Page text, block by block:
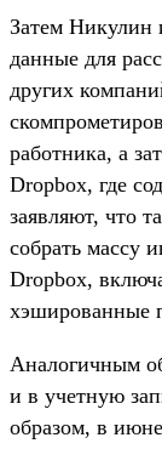
Затем Никулин
данные для
других
работника, а
Dropbox, где
заявляют, что
собрать массу
Dropbox,
хэшированные
Аналогичным
и в учетную
образом, в